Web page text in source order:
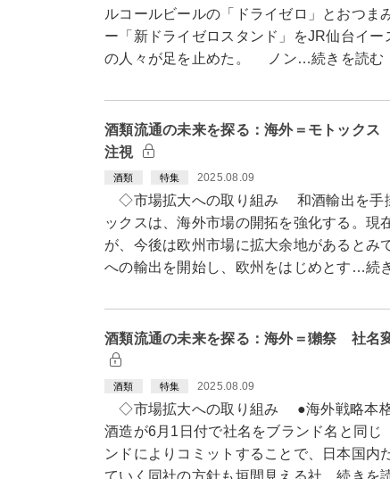
ルコールビールの「ドライゼロ」とおつま
ー「新ドライゼロスタンド」をJR仙台イー
の人々が足を止めた。 ノン…続きを読む
酒類流通の未来を探る：海外＝モトック
注視
酒類 特集 2025.08.09
◇市場拡大への取り組み 和酒輸出を手
ックスは、海外市場の開拓を強化する。現
が、今後は欧州市場に拡大余地があるとみ
への輸出を開始し、欧州をはじめとす…続
酒類流通の未来を探る：海外＝獺祭 社名
酒類 特集 2025.08.09
◇市場拡大への取り組み ●海外戦略本
酒造が6月1日付で社名をブランド名と同じ
ンドによりコミットすることで、日本国内
ていく同社の方針も垣間見える社…続きを